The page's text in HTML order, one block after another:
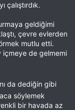
geldiğimi
çevre evlerden
mutlu etti.
içmeye de gelmemi
da dediğin gibi
söylemek
bir havada az